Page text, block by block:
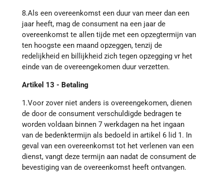
8.Als een overeenkomst een duur van meer dan een
jaar heeft, mag de consument na een jaar de
overeenkomst te allen tijde met een opzegtermijn van
ten hoogste een maand opzeggen, tenzij de
redelijkheid en billijkheid zich tegen opzegging vr het
einde van de overeengekomen duur verzetten.
Artikel 13 - Betaling
1.Voor zover niet anders is overeengekomen, dienen
de door de consument verschuldigde bedragen te
worden voldaan binnen 7 werkdagen na het ingaan
van de bedenktermijn als bedoeld in artikel 6 lid 1. In
geval van een overeenkomst tot het verlenen van een
dienst, vangt deze termijn aan nadat de consument de
bevestiging van de overeenkomst heeft ontvangen.